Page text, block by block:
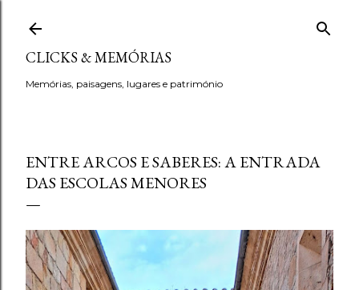
CLICKS & MEMÓRIAS
Memórias, paisagens, lugares e património
ENTRE ARCOS E SABERES: A ENTRADA
DAS ESCOLAS MENORES